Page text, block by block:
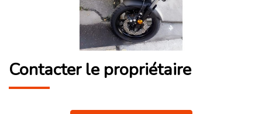
Contacter le propriétaire